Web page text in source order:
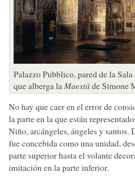
Palazzo Pubblico, pared de la
que alberga la Maestà de Simone
No hay que caer en el error de
la parte en la que están
Niño, arcángeles, ángeles y santos.
fue concebida como una unidad,
parte superior hasta el volante
imitación en la parte inferior.